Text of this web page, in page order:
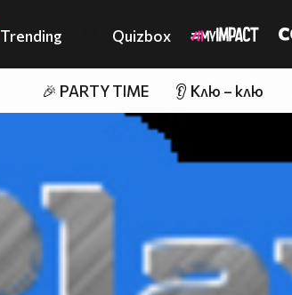
Trending Quizbox
🎉 PARTY TIME 👂 Клю – клю